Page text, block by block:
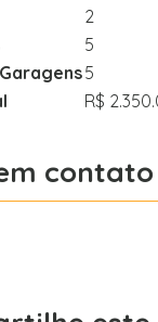
2
5
5
R$
contato